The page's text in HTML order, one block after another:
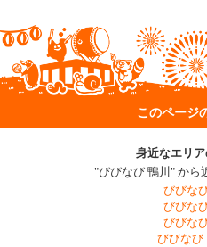
このページ
身近なエリ
"びびなび 鴨川" から
びびな
びびな
びびな
びびなび